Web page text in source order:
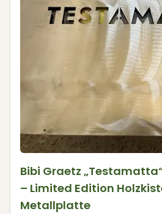
Bibi Graetz
– Limited Edition
Metallplatte